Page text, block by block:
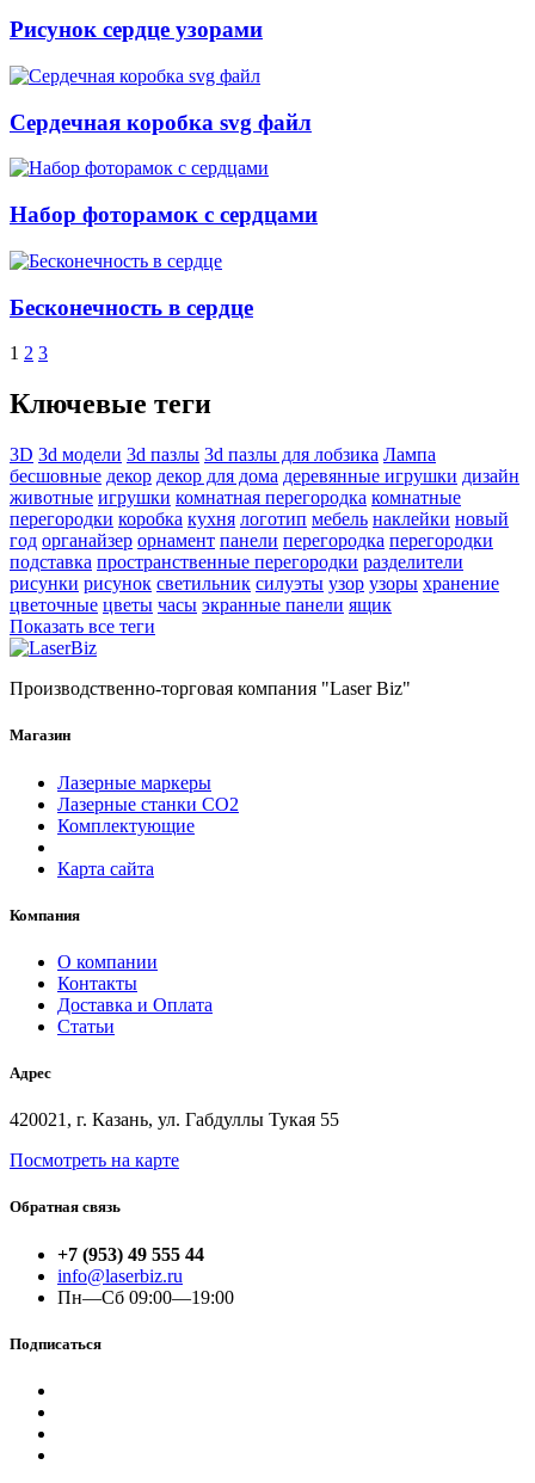
Рисунок сердце узорами
Сердечная коробка svg файл
Набор фоторамок с сердцами
Бесконечность в сердце
1 2 3
Ключевые теги
3D 3d модели 3d пазлы 3d пазлы для лобзика Лампа
бесшовные декор декор для дома деревянные игрушки дизайн
животные игрушки комнатная перегородка комнатные
перегородки коробка кухня логотип мебель наклейки новый
год органайзер орнамент панели перегородка перегородки
подставка пространственные перегородки разделители
рисунки рисунок светильник силуэты узор узоры хранение
цветочные цветы часы экранные панели ящик
Показать все теги
Производственно-торговая компания "Laser Biz"
Магазин
Лазерные маркеры
Лазерные станки СО2
Комплектующие
Карта сайта
Компания
О компании
Контакты
Доставка и Оплата
Статьи
Адрес
420021, г. Казань, ул. Габдуллы Тукая 55
Посмотреть на карте
Обратная связь
+7 (953) 49 555 44
info@laserbiz.ru
Пн—Сб 09:00—19:00
Подписаться